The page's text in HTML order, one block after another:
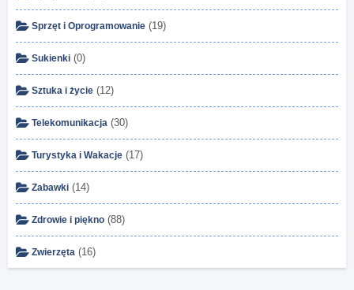
Sprzęt i Oprogramowanie (19)
Sukienki (0)
Sztuka i życie (12)
Telekomunikacja (30)
Turystyka i Wakacje (17)
Zabawki (14)
Zdrowie i piękno (88)
Zwierzęta (16)